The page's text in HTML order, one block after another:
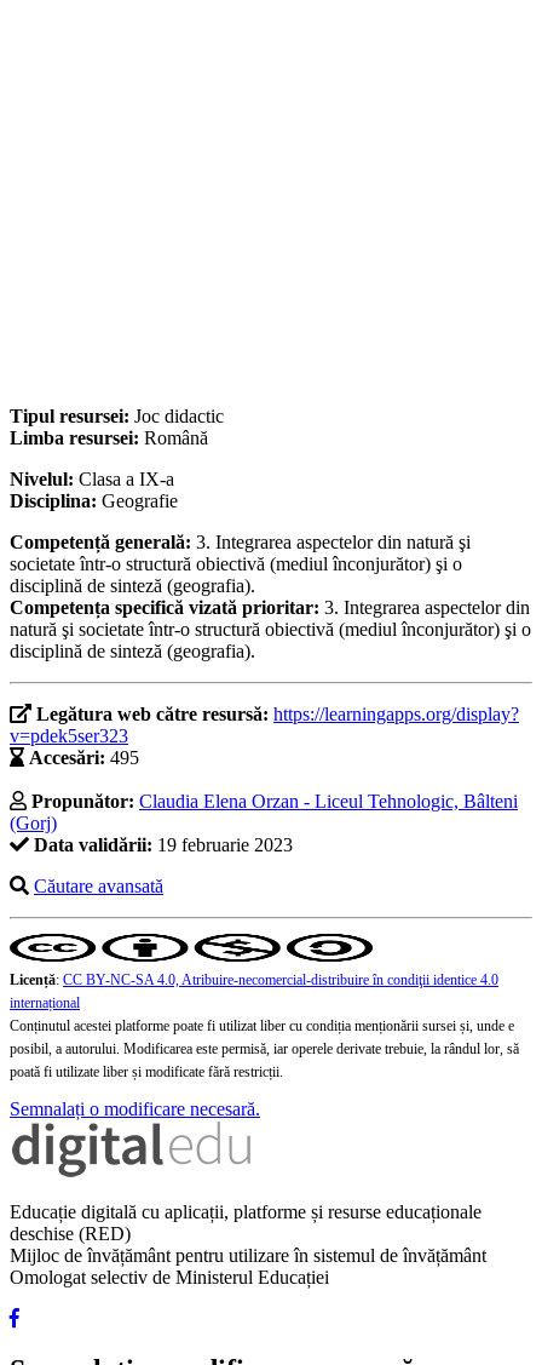
Tipul resursei: Joc didactic
Limba resursei: Română
Nivelul: Clasa a IX-a
Disciplina: Geografie
Competență generală: 3. Integrarea aspectelor din natură şi
societate într-o structură obiectivă (mediul înconjurător) şi o
disciplină de sinteză (geografia).
Competența specifică vizată prioritar: 3. Integrarea aspectelor din
natură şi societate într-o structură obiectivă (mediul înconjurător) şi o
disciplină de sinteză (geografia).
Legătura web către resursă: https://learningapps.org/display?
v=pdek5ser323
Accesări: 495
Propunător: Claudia Elena Orzan - Liceul Tehnologic, Bâlteni
(Gorj)
Data validării: 19 februarie 2023
Căutare avansată
Licență: CC BY-NC-SA 4.0, Atribuire-necomercial-distribuire în condiţii identice 4.0
internațional
Conținutul acestei platforme poate fi utilizat liber cu condiția menționării sursei și, unde e
posibil, a autorului. Modificarea este permisă, iar operele derivate trebuie, la rândul lor, să
poată fi utilizate liber și modificate fără restricții.
Semnalați o modificare necesară.
Educație digitală cu aplicații, platforme și resurse educaționale
deschise (RED)
Mijloc de învățământ pentru utilizare în sistemul de învățământ
Omologat selectiv de Ministerul Educației